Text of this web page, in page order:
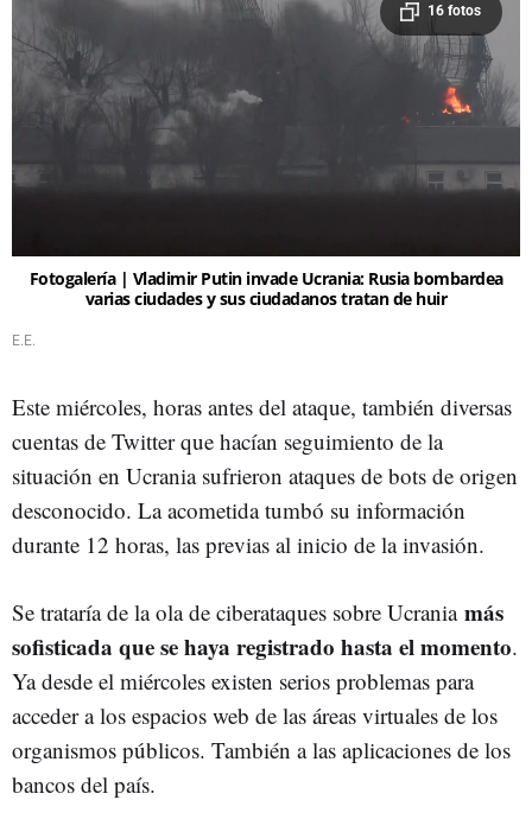
16 fotos
Fotogalería | Vladimir Putin invade Ucrania: Rusia bombardea
varias ciudades y sus ciudadanos tratan de huir
E.E.
Este miércoles, horas antes del ataque, también diversas
cuentas de Twitter que hacían seguimiento de la
situación en Ucrania sufrieron ataques de bots de origen
desconocido. La acometida tumbó su información
durante 12 horas, las previas al inicio de la invasión.
Se trataría de la ola de ciberataques sobre Ucraniamás
sofisticada que se haya registrado hasta el momento.
Ya desde el miércoles existen serios problemas para
acceder a los espacios web de las áreas virtuales de los
organismos públicos. También a las aplicaciones de los
bancos del país.